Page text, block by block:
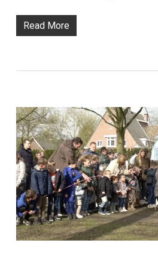
Read More